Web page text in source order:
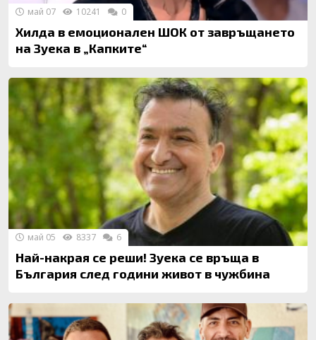
Хилда в емоционален ШОК от завръщането
на Зуека в „Капките“
май 07 10241 0
Най-накрая се реши! Зуека се връща в
България след години живот в чужбина
май 05 8337 6